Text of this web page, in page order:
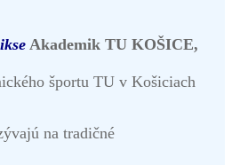
Akademik TU KOŠICE,
športu TU v Košiciach
na tradičné